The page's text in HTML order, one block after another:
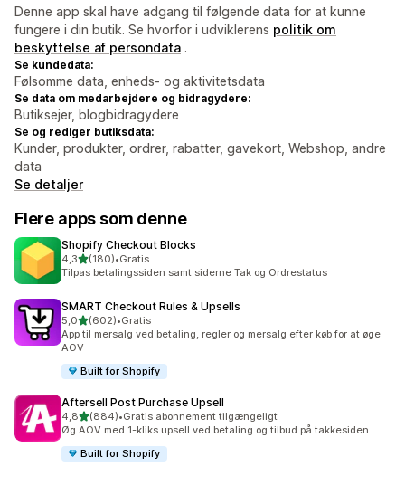
Denne app skal have adgang til følgende data for at kunne
fungere i din butik. Se hvorfor i udviklerens politik om
beskyttelse af persondata .
Se kundedata:
Følsomme data, enheds- og aktivitetsdata
Se data om medarbejdere og bidragydere:
Butiksejer, blogbidragydere
Se og rediger butiksdata:
Kunder, produkter, ordrer, rabatter, gavekort, Webshop, andre
data
Se detaljer
Flere apps som denne
Shopify Checkout Blocks
4,3ud af 5 stjerner
(180)
180 anmeldelser i alt
•Gratis
Tilpas betalingssiden samt siderne Tak og Ordrestatus
SMART Checkout Rules & Upsells
5,0ud af 5 stjerner
(602)
602 anmeldelser i alt
•Gratis
App til mersalg ved betaling, regler og mersalg efter køb for at øge
AOV
Built for Shopify
Aftersell Post Purchase Upsell
4,8ud af 5 stjerner
(884)
884 anmeldelser i alt
•Gratis abonnement tilgængeligt
Øg AOV med 1-kliks upsell ved betaling og tilbud på takkesiden
Built for Shopify